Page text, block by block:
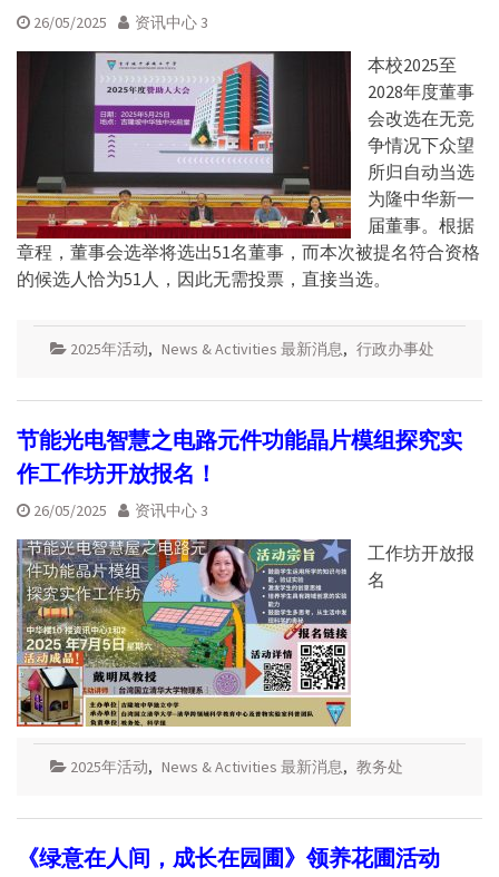
26/05/2025 资讯中心 3
本校2025至
2028年度董事
会改选在无竞
争情况下众望
所归自动当选
为隆中华新一
届董事。根据
章程，董事会选举将选出51名董事，而本次被提名符合资格
的候选人恰为51人，因此无需投票，直接当选。
2025年活动, News & Activities 最新消息, 行政办事处
节能光电智慧之电路元件功能晶片模组探究实
作工作坊开放报名！
26/05/2025 资讯中心 3
工作坊开放报
名
2025年活动, News & Activities 最新消息, 教务处
《绿意在人间，成长在园圃》领养花圃活动